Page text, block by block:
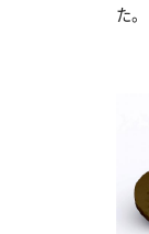
た。